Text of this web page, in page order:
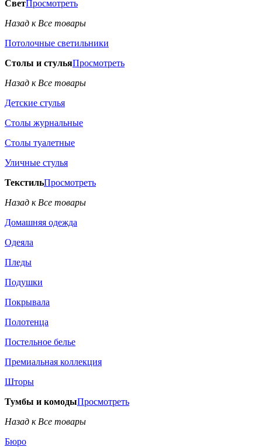
СветПросмотреть
Назад к Все товары
Потолочные светильники
Столы и стульяПросмотреть
Назад к Все товары
Детские стулья
Столы журнальные
Столы туалетные
Уличные стулья
ТекстильПросмотреть
Назад к Все товары
Домашняя одежда
Одеяла
Пледы
Подушки
Покрывала
Полотенца
Постельное белье
Премиальная коллекция
Шторы
Тумбы и комодыПросмотреть
Назад к Все товары
Бюро